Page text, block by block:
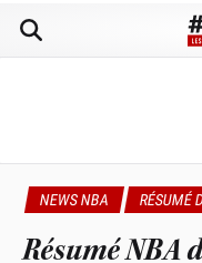
NEWS NBA RÉSUMÉ
Résumé NBA